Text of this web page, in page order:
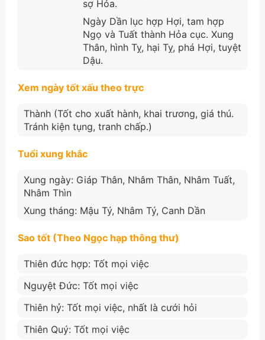
sợ Hỏa.
Ngày Dần lục hợp Hợi, tam hợp
Ngọ và Tuất thành Hỏa cục. Xung
Thân, hình Tỵ, hại Tỵ, phá Hợi, tuyệt
Dậu.
Xem ngày tốt xấu theo trực
Thành (Tốt cho xuất hành, khai trương, giá thú.
Tránh kiện tụng, tranh chấp.)
Tuổi xung khắc
Xung ngày: Giáp Thân, Nhâm Thân, Nhâm Tuất,
Nhâm Thìn
Xung tháng: Mậu Tý, Nhâm Tý, Canh Dần
Sao tốt (Theo Ngọc hạp thông thư)
Thiên đức hợp: Tốt mọi việc
Nguyệt Đức: Tốt mọi việc
Thiên hỷ: Tốt mọi việc, nhất là cưới hỏi
Thiên Quý: Tốt mọi việc